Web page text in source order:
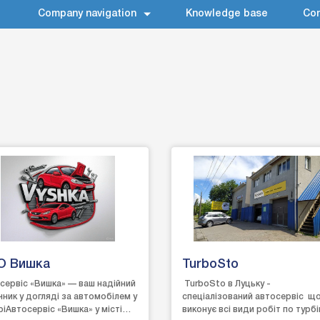
Company navigation Knowledge base
Вишка
«Вишка» — ваш надійний
у догляді за автомобілем у
«Вишка» у місті
TurboSto
TurboSto в Луцьку -
спеціалізований автосервіс
виконує всі види робіт по